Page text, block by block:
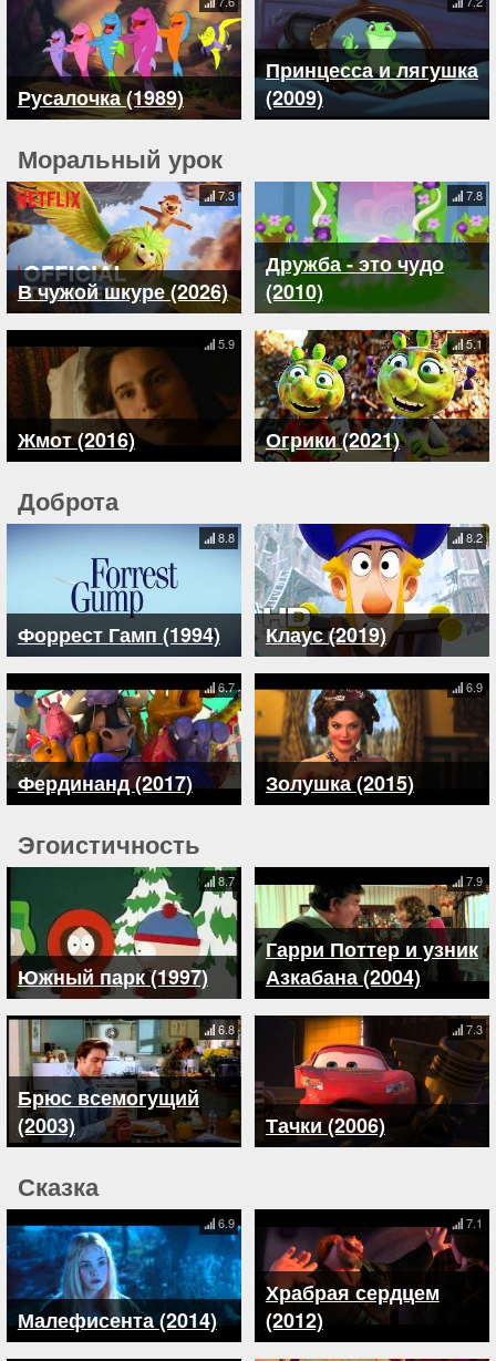
Русалочка (1989)
Принцесса и лягушка
(2009)
Моральный урок
В чужой шкуре (2026)
7.3
Дружба - это чудо
(2010)
7.8
Жмот (2016)
5.9
Огрики (2021)
5.1
Доброта
Форрест Гамп (1994)
8.8
Клаус (2019)
8.2
Фердинанд (2017)
6.7
Золушка (2015)
6.9
Эгоистичность
Южный парк (1997)
8.7
Гарри Поттер и узник
Азкабана (2004)
7.9
Брюс всемогущий
(2003)
6.8
Тачки (2006)
7.3
Сказка
Малефисента (2014)
6.9
Храбрая сердцем
(2012)
7.1